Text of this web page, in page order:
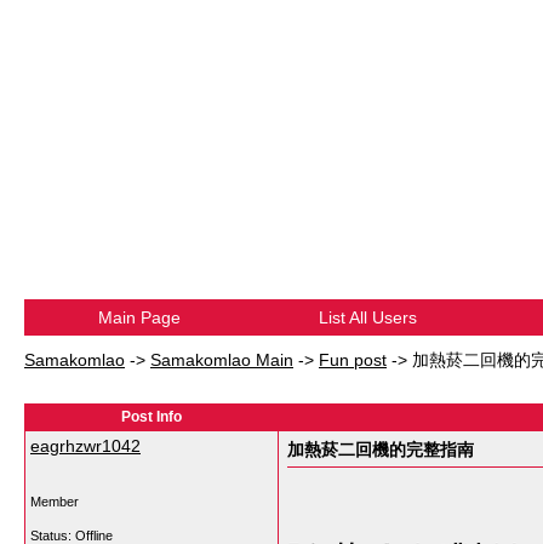
Main Page List All Users
Samakomlao -> Samakomlao Main -> Fun post -> 加熱菸二回機的
Post Info
eagrhzwr1042
Member
Status: Offline
加熱菸二回機的完整指南